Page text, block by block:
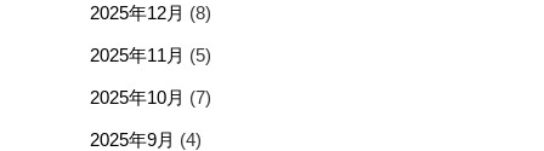
2025年12月 (8)
2025年11月 (5)
2025年10月 (7)
2025年9月 (4)